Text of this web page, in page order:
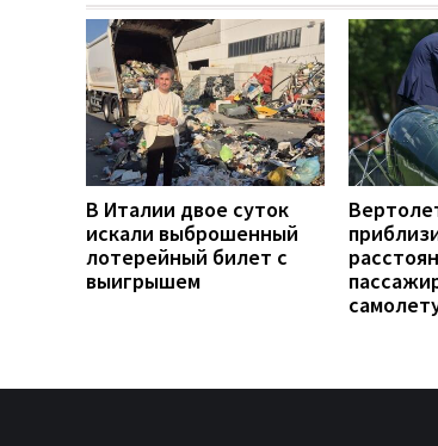
В Италии двое суток
искали выброшенный
лотерейный билет с
выигрышем